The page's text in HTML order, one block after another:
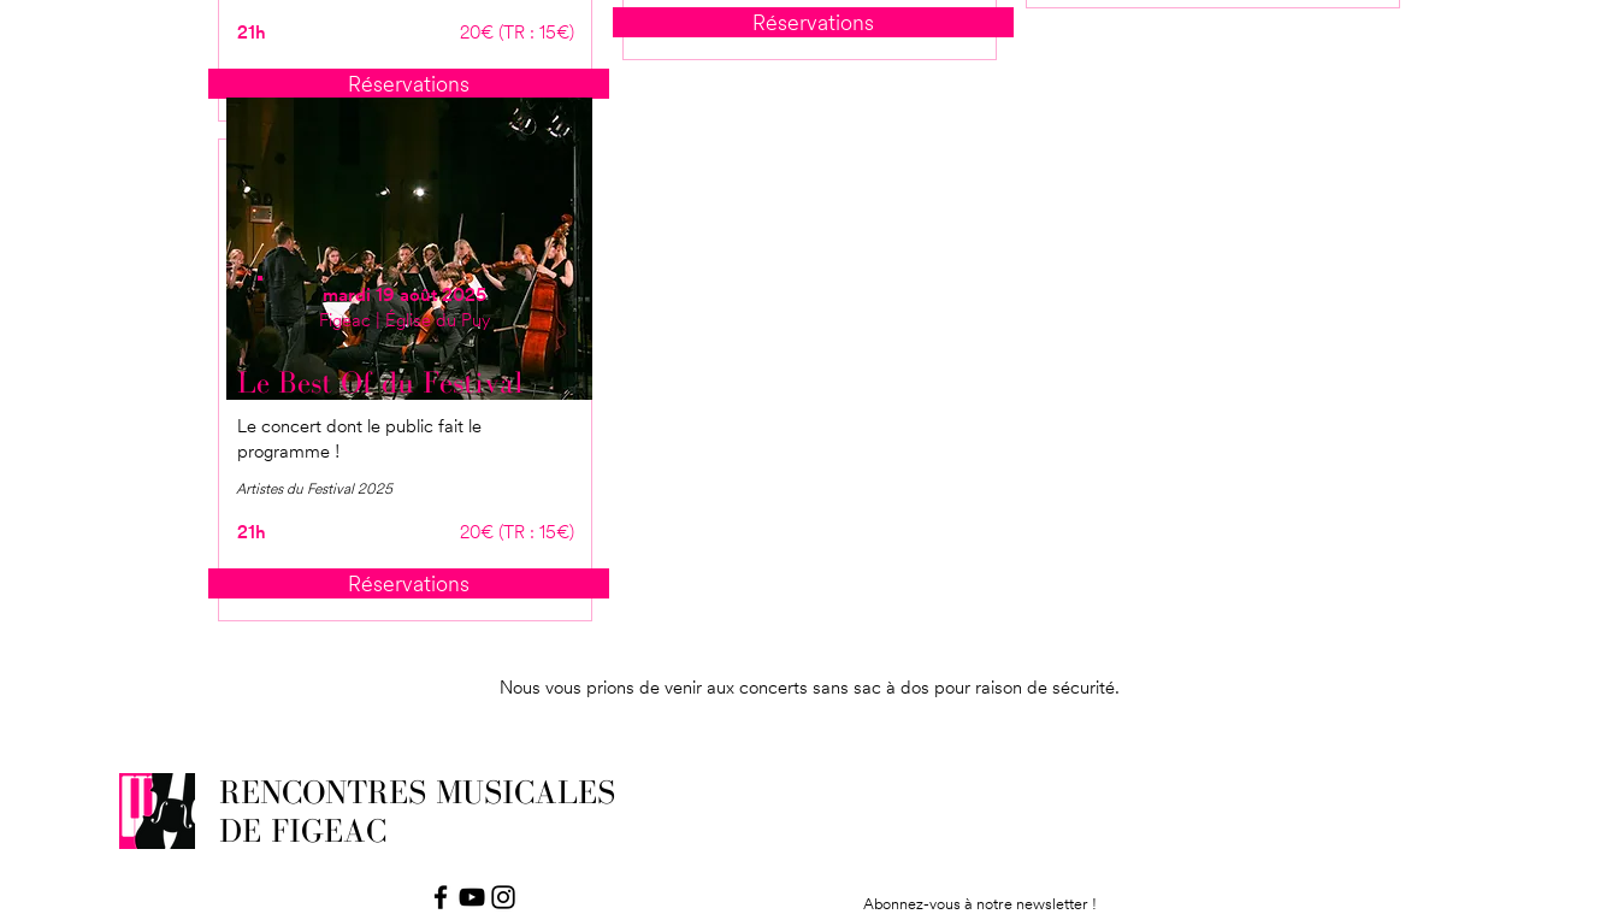
21h 20€ (TR : 15€)
Réservations
Le Best Of du Festival
Le concert dont le public fait le
programme !
Artistes du Festival 2025
21h 20€ (TR : 15€)
mardi 19 août 2025
Figeac | Église du Puy
Réservations
Réservations
Nous vous prions de venir aux concerts sans sac à dos pour raison de sécurité.
RENCONTRES MUSICALES
DE FIGEAC
Abonnez-vous à notre newsletter !